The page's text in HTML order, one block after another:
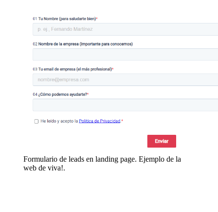
Formulario de leads en landing page. Ejemplo de la
web de viva!.